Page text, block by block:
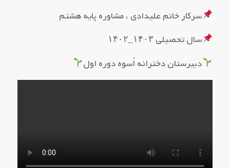
سرکار خانم علیدادی ، مشاوره پایه هشتم
سال تحصیلی ۱۴۰۳_۱۴۰۲
دبیرستان دخترانه اُسوه دوره اول